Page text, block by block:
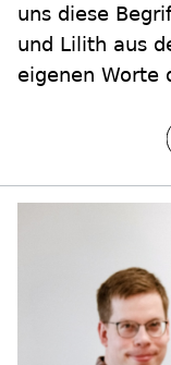
uns diese
und Lilith aus
eigenen Worte